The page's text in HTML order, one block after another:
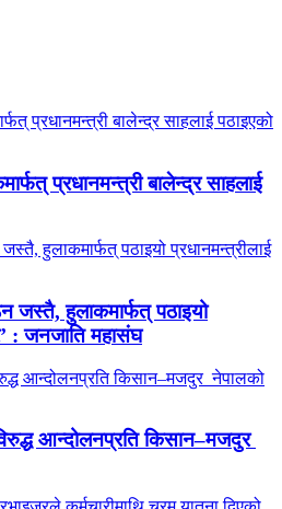
प्रधानमन्त्री बालेन्द्र साहलाई
जस्तै, हुलाकमार्फत् पठाइयो
: जनजाति महासंघ
आन्दोलनप्रति किसान–मजदुर